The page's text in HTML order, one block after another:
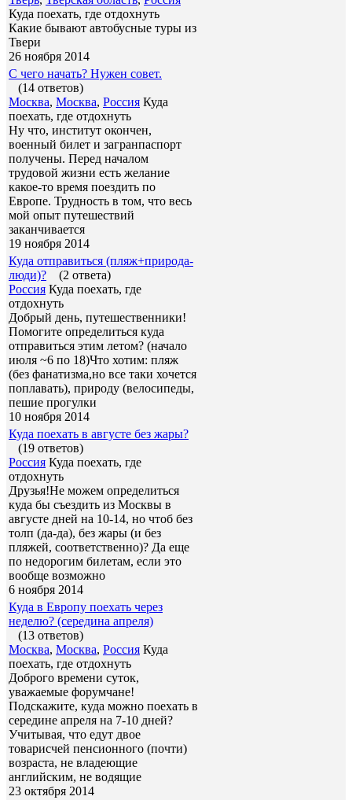
Куда поехать, где отдохнуть
Какие бывают автобусные туры из
Твери
26 ноября 2014
С чего начать? Нужен совет.
(14 ответов)
Москва, Москва, Россия Куда
поехать, где отдохнуть
Ну что, институт окончен,
военный билет и загранпаспорт
получены. Перед началом
трудовой жизни есть желание
какое-то время поездить по
Европе. Трудность в том, что весь
мой опыт путешествий
заканчивается
19 ноября 2014
Куда отправиться (пляж+природа-
люди)?
(2 ответа)
Россия Куда поехать, где
отдохнуть
Добрый день, путешественники!
Помогите определиться куда
отправиться этим летом? (начало
июля ~6 по 18)Что хотим: пляж
(без фанатизма,но все таки хочется
поплавать), природу (велосипеды,
пешие прогулки
10 ноября 2014
Куда поехать в августе без жары?
(19 ответов)
Россия Куда поехать, где
отдохнуть
Друзья!Не можем определиться
куда бы съездить из Москвы в
августе дней на 10-14, но чтоб без
толп (да-да), без жары (и без
пляжей, соответственно)? Да еще
по недорогим билетам, если это
вообще возможно
6 ноября 2014
Куда в Европу поехать через
неделю? (середина апреля)
(13 ответов)
Москва, Москва, Россия Куда
поехать, где отдохнуть
Доброго времени суток,
уважаемые форумчане!
Подскажите, куда можно поехать в
середине апреля на 7-10 дней?
Учитывая, что едут двое
товарисчей пенсионного (почти)
возраста, не владеющие
английским, не водящие
23 октября 2014